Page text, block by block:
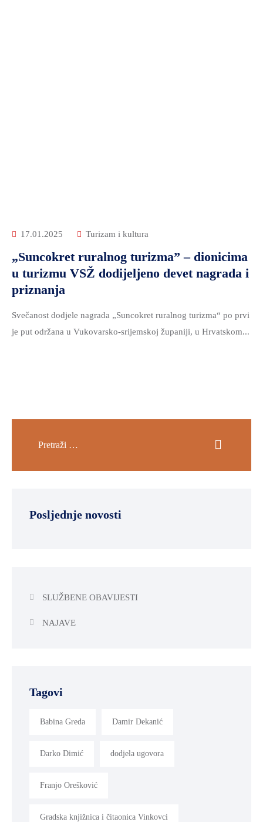
17.01.2025 Turizam i kultura
„Suncokret ruralnog turizma” – dionicima
u turizmu VSŽ dodijeljeno devet nagrada i
priznanja
Svečanost dodjele nagrada „Suncokret ruralnog turizma“ po prvi
je put održana u Vukovarsko-srijemskoj županiji, u Hrvatskom...
Posljednje novosti
SLUŽBENE OBAVIJESTI
NAJAVE
Tagovi
Babina Greda Damir Dekanić
Darko Dimić dodjela ugovora
Franjo Orešković
Gradska knjižnica i čitaonica Vinkovci